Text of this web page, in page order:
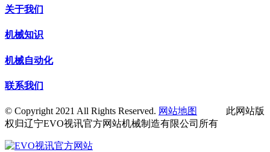
关于我们
机械知识
机械自动化
联系我们
© Copyright 2021 All Rights Reserved. 网站地图
此网站版
权归辽宁EVO视讯官方网站机械制造有限公司所有